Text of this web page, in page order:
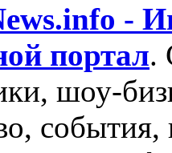
-
портал.
шоу-
события,